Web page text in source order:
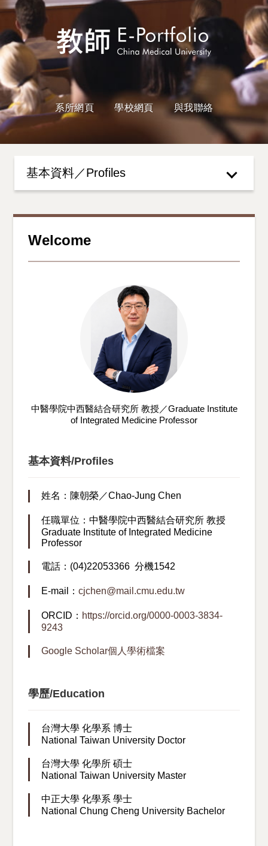
系所網頁 學校網頁 與我聯絡
Welcome
中醫學院中西醫結合研究所 教授／Graduate Institute
of Integrated Medicine Professor
基本資料/Profiles
姓名：陳朝榮／Chao-Jung Chen
任職單位：中醫學院中西醫結合研究所 教授
Graduate Institute of Integrated Medicine
Professor
電話：(04)22053366 分機1542
E-mail：cjchen@mail.cmu.edu.tw
ORCID： https://orcid.org/0000-0003-3834-
9243
Google Scholar個人學術檔案
學歷/Education
台灣大學 化學系 博士
National Taiwan University Doctor
台灣大學 化學所 碩士
National Taiwan University Master
中正大學 化學系 學士
National Chung Cheng University Bachelor
基本資料／Profiles